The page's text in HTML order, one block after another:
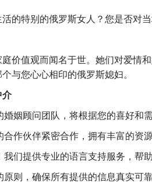
的特别的俄罗斯女人？您是否
价值观而闻名于世。她们对爱情
与您心心相印的俄罗斯媳妇。
姻顾问团队，将根据您的喜好和
作伙伴紧密合作，拥有丰富的资
们提供专业的语言支持服务，帮
则，确保所有提供的信息真实可